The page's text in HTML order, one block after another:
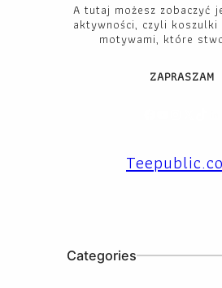
A tutaj możesz zobaczyć
aktywności, czyli
motywami, które
ZAPRASZAM
Categories